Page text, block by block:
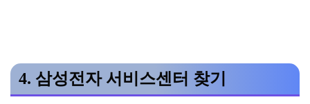
4. 삼성전자 서비스센터 찾기